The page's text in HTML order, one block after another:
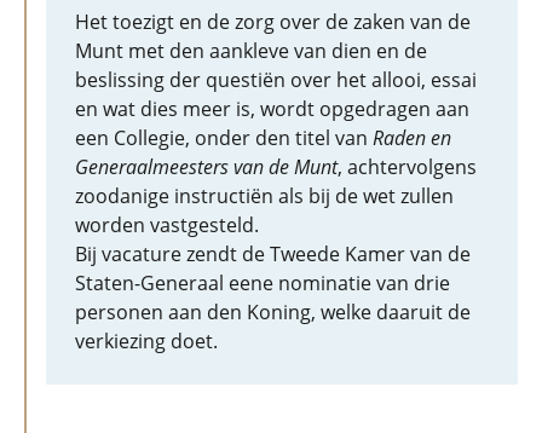
Het toezigt en de zorg over de zaken van de
Munt met den aankleve van dien en de
beslissing der questiën over het allooi, essai
en wat dies meer is, wordt opgedragen aan
een Collegie, onder den titel van Raden en
Generaalmeesters van de Munt, achtervolgens
zoodanige instructiën als bij de wet zullen
worden vastgesteld.
Bij vacature zendt de Tweede Kamer van de
Staten-Generaal eene nominatie van drie
personen aan den Koning, welke daaruit de
verkiezing doet.